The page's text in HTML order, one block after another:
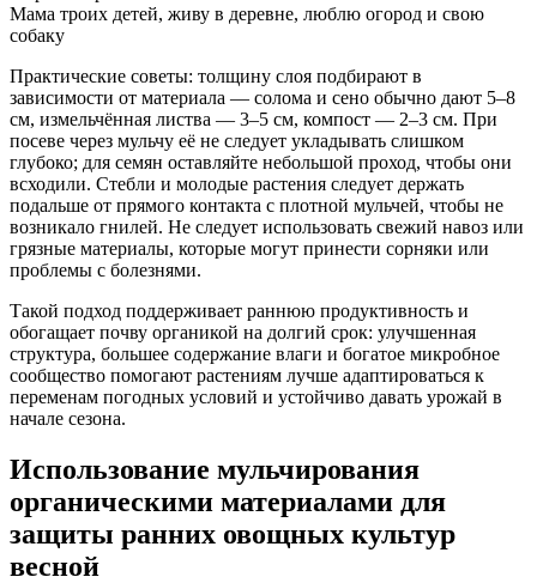
Мама троих детей, живу в деревне, люблю огород и свою
собаку
Практические советы: толщину слоя подбирают в
зависимости от материала — солома и сено обычно дают 5–8
см, измельчённая листва — 3–5 см, компост — 2–3 см. При
посеве через мульчу её не следует укладывать слишком
глубоко; для семян оставляйте небольшой проход, чтобы они
всходили. Стебли и молодые растения следует держать
подальше от прямого контакта с плотной мульчей, чтобы не
возникало гнилей. Не следует использовать свежий навоз или
грязные материалы, которые могут принести сорняки или
проблемы с болезнями.
Такой подход поддерживает раннюю продуктивность и
обогащает почву органикой на долгий срок: улучшенная
структура, большее содержание влаги и богатое микробное
сообщество помогают растениям лучше адаптироваться к
переменам погодных условий и устойчиво давать урожай в
начале сезона.
Использование мульчирования
органическими материалами для
защиты ранних овощных культур
весной